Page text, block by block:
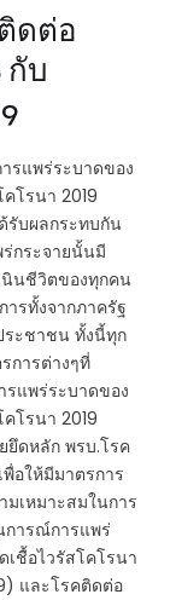
ดต่อ
กับ
รแพร่ระบาดของ
โรนา 2019
รับผลกระทบกัน
กระจายนั้นมี
นินชีวิตของทุกคน
ารทั้งจากภาครัฐ
ระชาชน ทั้งนี้ทุก
การต่างๆที่
รแพร่ระบาดของ
โรนา 2019
ยึดหลัก พรบ.โรค
อให้มีมาตรการ
เหมาะสมในการ
ารณ์การแพร่
เชื้อไวรัสโคโรนา
และโรคติดต่อ